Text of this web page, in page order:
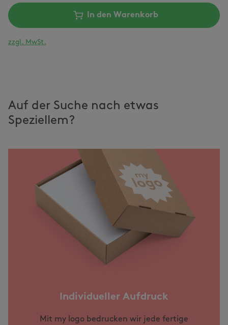
In den Warenkorb
zzgl. MwSt.
Auf der Suche nach etwas
Speziellem?
Individueller Aufdruck
Mit my logo bedrucken wir jede fertige